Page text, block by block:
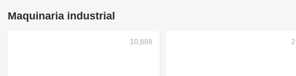
Maquinaria industrial